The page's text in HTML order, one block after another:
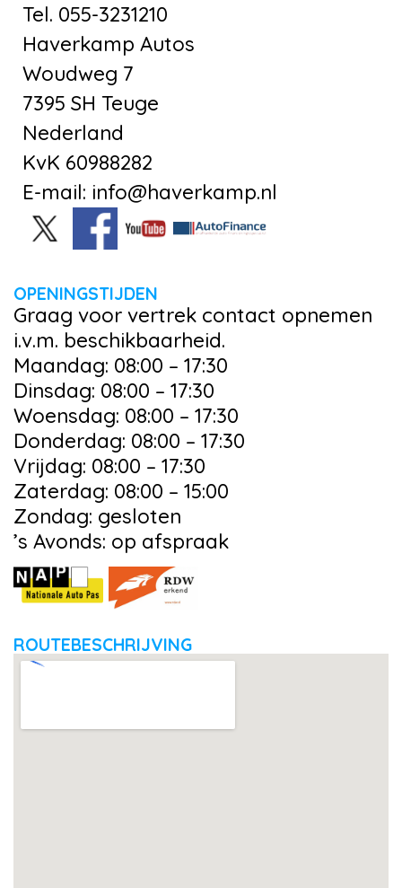
Tel. 055-3231210
Haverkamp Autos
Woudweg 7
7395 SH Teuge
Nederland
KvK 60988282
E-mail: info@haverkamp.nl
OPENINGSTIJDEN
Graag voor vertrek contact opnemen
i.v.m. beschikbaarheid.
Maandag: 08:00 – 17:30
Dinsdag: 08:00 – 17:30
Woensdag: 08:00 – 17:30
Donderdag: 08:00 – 17:30
Vrijdag: 08:00 – 17:30
Zaterdag: 08:00 – 15:00
Zondag: gesloten
’s Avonds: op afspraak
ROUTEBESCHRIJVING